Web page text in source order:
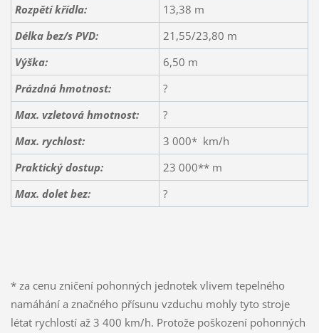
Rozpětí křídla:
13,38 m
Délka bez/s PVD:
21,55/23,80 m
Výška:
6,50 m
Prázdná hmotnost:
?
Max. vzletová hmotnost:
?
Max. rychlost:
3 000* km/h
Praktický dostup:
23 000** m
Max. dolet bez:
?
* za cenu zničení pohonných jednotek vlivem tepelného
namáhání a značného přísunu vzduchu mohly tyto stroje
létat rychlostí až 3 400 km/h. Protože poškození pohonných